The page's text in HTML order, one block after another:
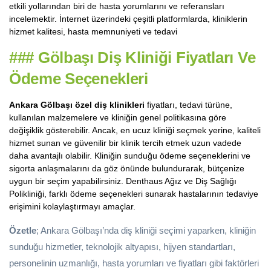
etkili yollarından biri de hasta yorumlarını ve referansları
incelemektir. İnternet üzerindeki çeşitli platformlarda, kliniklerin
hizmet kalitesi, hasta memnuniyeti ve tedavi
### Gölbaşı Diş Kliniği Fiyatları Ve
Ödeme Seçenekleri
Ankara Gölbaşı özel diş klinikleri fiyatları, tedavi türüne,
kullanılan malzemelere ve kliniğin genel politikasına göre
değişiklik gösterebilir. Ancak, en ucuz kliniği seçmek yerine, kaliteli
hizmet sunan ve güvenilir bir klinik tercih etmek uzun vadede
daha avantajlı olabilir. Kliniğin sunduğu ödeme seçeneklerini ve
sigorta anlaşmalarını da göz önünde bulundurarak, bütçenize
uygun bir seçim yapabilirsiniz. Denthaus Ağız ve Diş Sağlığı
Polikliniği, farklı ödeme seçenekleri sunarak hastalarının tedaviye
erişimini kolaylaştırmayı amaçlar.
Özetle; Ankara Gölbaşı’nda diş kliniği seçimi yaparken, kliniğin
sunduğu hizmetler, teknolojik altyapısı, hijyen standartları,
personelinin uzmanlığı, hasta yorumları ve fiyatları gibi faktörleri